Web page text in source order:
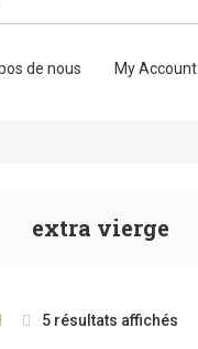
de nous My Account
extra vierge
5 résultats affichés